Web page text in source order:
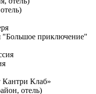
"Большое приключение"